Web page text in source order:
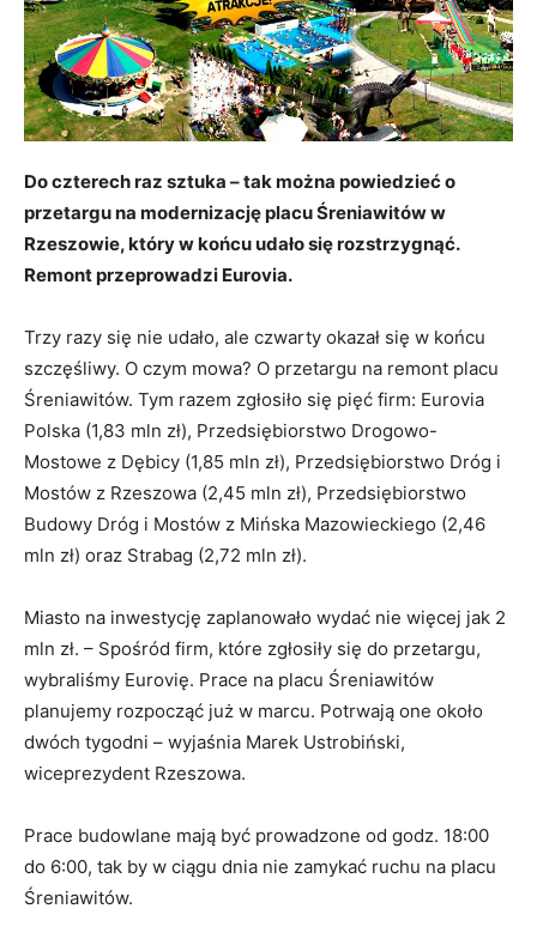
Do czterech raz sztuka – tak można powiedzieć o
przetargu na modernizację placu Śreniawitów w
Rzeszowie, który w końcu udało się rozstrzygnąć.
Remont przeprowadzi Eurovia.
Trzy razy się nie udało, ale czwarty okazał się w końcu
szczęśliwy. O czym mowa? O przetargu na remont placu
Śreniawitów. Tym razem zgłosiło się pięć firm: Eurovia
Polska (1,83 mln zł), Przedsiębiorstwo Drogowo-
Mostowe z Dębicy (1,85 mln zł), Przedsiębiorstwo Dróg i
Mostów z Rzeszowa (2,45 mln zł), Przedsiębiorstwo
Budowy Dróg i Mostów z Mińska Mazowieckiego (2,46
mln zł) oraz Strabag (2,72 mln zł).
Miasto na inwestycję zaplanowało wydać nie więcej jak 2
mln zł. – Spośród firm, które zgłosiły się do przetargu,
wybraliśmy Eurovię. Prace na placu Śreniawitów
planujemy rozpocząć już w marcu. Potrwają one około
dwóch tygodni – wyjaśnia Marek Ustrobiński,
wiceprezydent Rzeszowa.
Prace budowlane mają być prowadzone od godz. 18:00
do 6:00, tak by w ciągu dnia nie zamykać ruchu na placu
Śreniawitów.